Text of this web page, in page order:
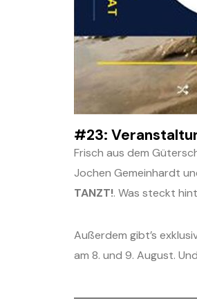
#23:
Frisch aus dem
Jochen Gemeinhardt
TANZT!. Was steckt
Außerdem gibt’s
am 8. und 9. August.